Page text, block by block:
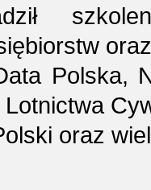
Polska,
Lotnictwa
oraz